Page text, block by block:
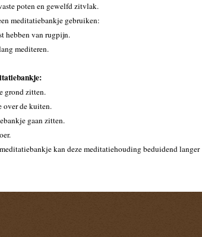
poten en gewelfd zitvlak.
meditatiebankje gebruiken:
hebben van rugpijn.
mediteren.
grond zitten.
over de kuiten.
gaan zitten.
kan deze meditatiehouding beduidend langer